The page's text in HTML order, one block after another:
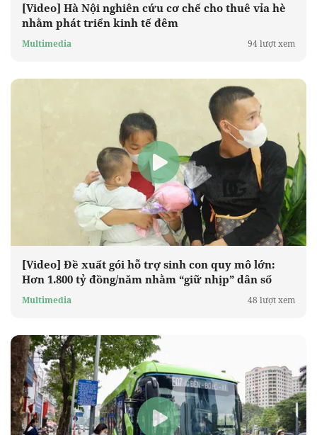
[Video] Hà Nội nghiên cứu cơ chế cho thuê vỉa hè
nhằm phát triển kinh tế đêm
Multimedia 94 lượt xem
[Video] Đề xuất gói hỗ trợ sinh con quy mô lớn:
Hơn 1.800 tỷ đồng/năm nhằm “giữ nhịp” dân số
Multimedia 48 lượt xem